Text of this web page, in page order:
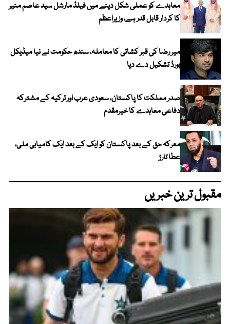
معاہدے کو عملی شکل دینے میں فیلڈ مارشل سید عاصم منیر
کا کردار قابل قدر ہے، وزیراعظم
میر رضا کی قبر کشائی کا معاملہ، سندھ حکومت نے نیا میڈیکل
بورڈ تشکیل دے دیا
صدر مملکت کا پاکستان، سعودی عرب اور ترکیہ کے مشترکہ
دفاعی معاہدے کا خیرمقدم
معرکہ حق کے بعد پاکستان کو ایک کے بعد ایک کامیابی ملی،
عطا تارڑ
مقبول ترین خبریں